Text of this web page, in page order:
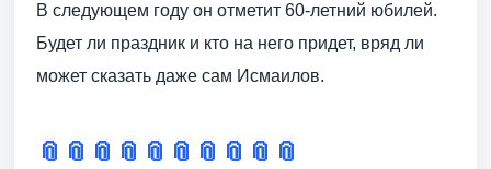
В следующем году он отметит 60-летний юбилей.
Будет ли праздник и кто на него придет, вряд ли
может сказать даже сам Исмаилов.
📎 📎 📎 📎 📎 📎 📎 📎 📎 📎